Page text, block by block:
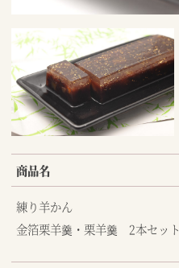
商品名
練り羊かん
金箔栗羊羹・栗羊羹 2本セット